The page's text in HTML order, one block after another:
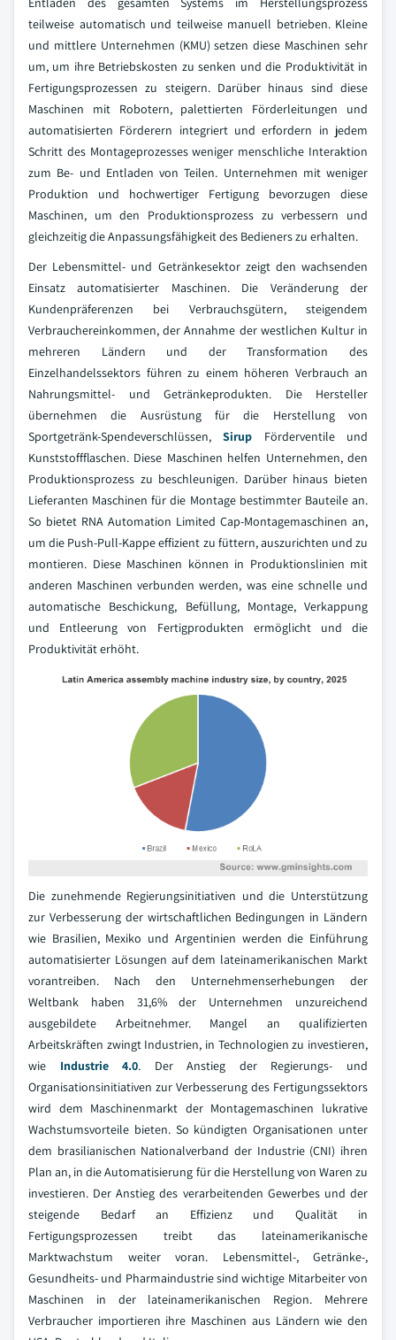
teilweise automatisch und teilweise manuell betrieben. Kleine
und mittlere Unternehmen (KMU) setzen diese Maschinen sehr
um, um ihre Betriebskosten zu senken und die Produktivität in
Fertigungsprozessen zu steigern. Darüber hinaus sind diese
Maschinen mit Robotern, palettierten Förderleitungen und
automatisierten Förderern integriert und erfordern in jedem
Schritt des Montageprozesses weniger menschliche Interaktion
zum Be- und Entladen von Teilen. Unternehmen mit weniger
Produktion und hochwertiger Fertigung bevorzugen diese
Maschinen, um den Produktionsprozess zu verbessern und
gleichzeitig die Anpassungsfähigkeit des Bedieners zu erhalten.
Der Lebensmittel- und Getränkesektor zeigt den wachsenden
Einsatz automatisierter Maschinen. Die Veränderung der
Kundenpräferenzen bei Verbrauchsgütern, steigendem
Verbrauchereinkommen, der Annahme der westlichen Kultur in
mehreren Ländern und der Transformation des
Einzelhandelssektors führen zu einem höheren Verbrauch an
Nahrungsmittel- und Getränkeprodukten. Die Hersteller
übernehmen die Ausrüstung für die Herstellung von
Sportgetränk-Spendeverschlüssen,Sirup Förderventile und
Kunststoffflaschen. Diese Maschinen helfen Unternehmen, den
Produktionsprozess zu beschleunigen. Darüber hinaus bieten
Lieferanten Maschinen für die Montage bestimmter Bauteile an.
So bietet RNA Automation Limited Cap-Montagemaschinen an,
um die Push-Pull-Kappe effizient zu füttern, auszurichten und zu
montieren. Diese Maschinen können in Produktionslinien mit
anderen Maschinen verbunden werden, was eine schnelle und
automatische Beschickung, Befüllung, Montage, Verkappung
und Entleerung von Fertigprodukten ermöglicht und die
Produktivität erhöht.
Die zunehmende Regierungsinitiativen und die Unterstützung
zur Verbesserung der wirtschaftlichen Bedingungen in Ländern
wie Brasilien, Mexiko und Argentinien werden die Einführung
automatisierter Lösungen auf dem lateinamerikanischen Markt
vorantreiben. Nach den Unternehmenserhebungen der
Weltbank haben 31,6% der Unternehmen unzureichend
ausgebildete Arbeitnehmer. Mangel an qualifizierten
Arbeitskräften zwingt Industrien, in Technologien zu investieren,
wie Industrie 4.0. Der Anstieg der Regierungs- und
Organisationsinitiativen zur Verbesserung des Fertigungssektors
wird dem Maschinenmarkt der Montagemaschinen lukrative
Wachstumsvorteile bieten. So kündigten Organisationen unter
dem brasilianischen Nationalverband der Industrie (CNI) ihren
Plan an, in die Automatisierung für die Herstellung von Waren zu
investieren. Der Anstieg des verarbeitenden Gewerbes und der
steigende Bedarf an Effizienz und Qualität in
Fertigungsprozessen treibt das lateinamerikanische
Marktwachstum weiter voran. Lebensmittel-, Getränke-,
Gesundheits- und Pharmaindustrie sind wichtige Mitarbeiter von
Maschinen in der lateinamerikanischen Region. Mehrere
Verbraucher importieren ihre Maschinen aus Ländern wie den